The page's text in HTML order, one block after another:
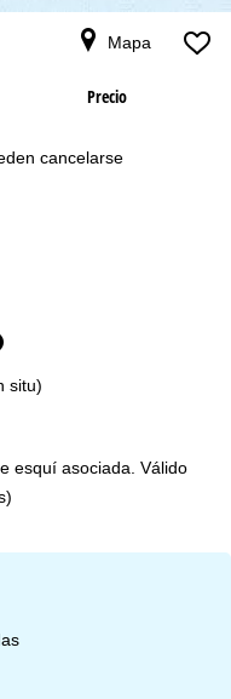
Mapa
Precio
cancelarse
situ)
esquí asociada. Válido